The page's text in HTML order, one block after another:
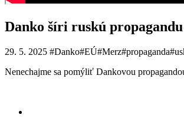
Danko šíri ruskú propagandu
29. 5. 2025 #Danko#EÚ#Merz#propaganda
Nenechajme sa pomýliť Dankovou